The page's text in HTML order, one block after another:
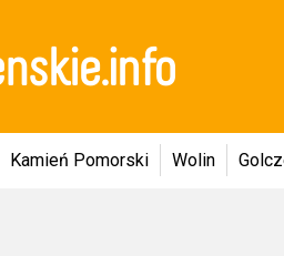
Kamień Pomorski Wolin